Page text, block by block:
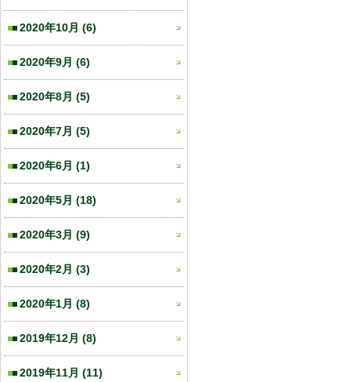
2020年10月 (6)
2020年9月 (6)
2020年8月 (5)
2020年7月 (5)
2020年6月 (1)
2020年5月 (18)
2020年3月 (9)
2020年2月 (3)
2020年1月 (8)
2019年12月 (8)
2019年11月 (11)